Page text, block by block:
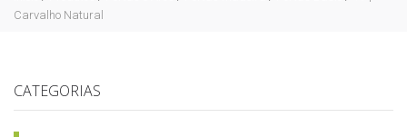
Carvalho Natural
CATEGORIAS